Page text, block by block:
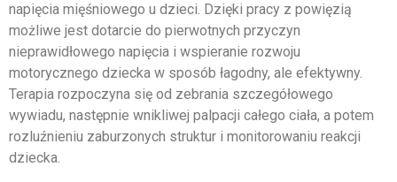
napięcia mięśniowego u dzieci. Dzięki pracy z powięzią
możliwe jest dotarcie do pierwotnych przyczyn
nieprawidłowego napięcia i wspieranie rozwoju
motorycznego dziecka w sposób łagodny, ale efektywny.
Terapia rozpoczyna się od zebrania szczegółowego
wywiadu, następnie wnikliwej palpacji całego ciała, a potem
rozluźnieniu zaburzonych struktur i monitorowaniu reakcji
dziecka.